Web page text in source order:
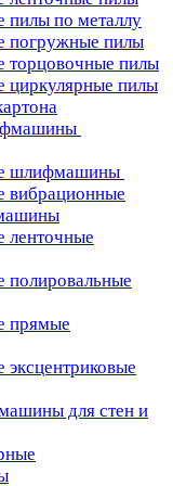
пилы по металлу
погружные пилы
торцовочные пилы
циркулярные пилы
шлифмашины
вибрационные
ленточные
полировальные
прямые
для стен и